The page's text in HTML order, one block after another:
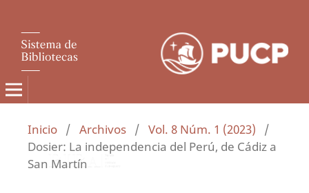
Inicio / Archivos / Vol. 8 Núm. 1 (2023)
/
Dosier: La independencia del Perú, de Cádiz a
San Martín